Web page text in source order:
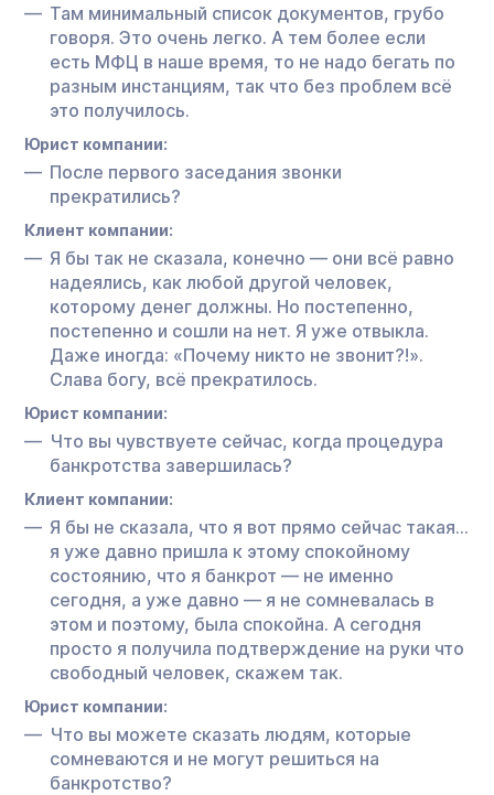
Там минимальный список документов, грубо
говоря. Это очень легко. А тем более если
есть МФЦ в наше время, то не надо бегать по
разным инстанциям, так что без проблем всё
это получилось.
Юрист компании:
После первого заседания звонки
прекратились?
Клиент компании:
Я бы так не сказала, конечно — они всё равно
надеялись, как любой другой человек,
которому денег должны. Но постепенно,
постепенно и сошли на нет. Я уже отвыкла.
Даже иногда: «Почему никто не звонит?!».
Слава богу, всё прекратилось.
Юрист компании:
Что вы чувствуете сейчас, когда процедура
банкротства завершилась?
Клиент компании:
Я бы не сказала, что я вот прямо сейчас такая…
я уже давно пришла к этому спокойному
состоянию, что я банкрот — не именно
сегодня, а уже давно — я не сомневалась в
этом и поэтому, была спокойна. А сегодня
просто я получила подтверждение на руки что
свободный человек, скажем так.
Юрист компании:
Что вы можете сказать людям, которые
сомневаются и не могут решиться на
банкротство?